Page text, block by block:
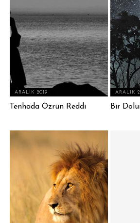
ARALIK 2019
Tenhada Özrün Reddi
ARALIK
Bir